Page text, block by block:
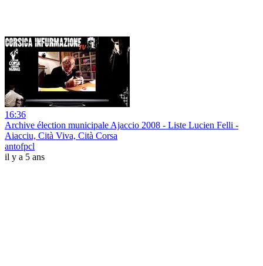
16:36
Archive élection municipale Ajaccio 2008 - Liste Lucien Felli -
Aiacciu, Cità Viva, Cità Corsa
antofpcl
il y a 5 ans